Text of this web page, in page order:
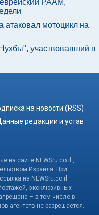
РААМ,
мотоцикл на
участвовавший в
на новости (RSS)
редакции и устав
на сайте NEWSru.co.il ,
Израиля. При
на NEWSru.co.il
эксклюзивных
– в том числе в
агентств не разрешается.